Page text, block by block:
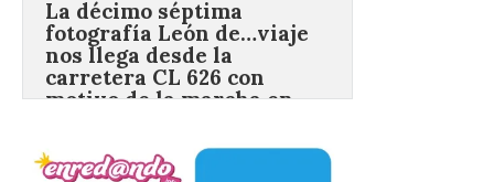
motivo de la marcha en
defensa de FEVE
6 Ago 2026
de…viaje. Una iniciativa